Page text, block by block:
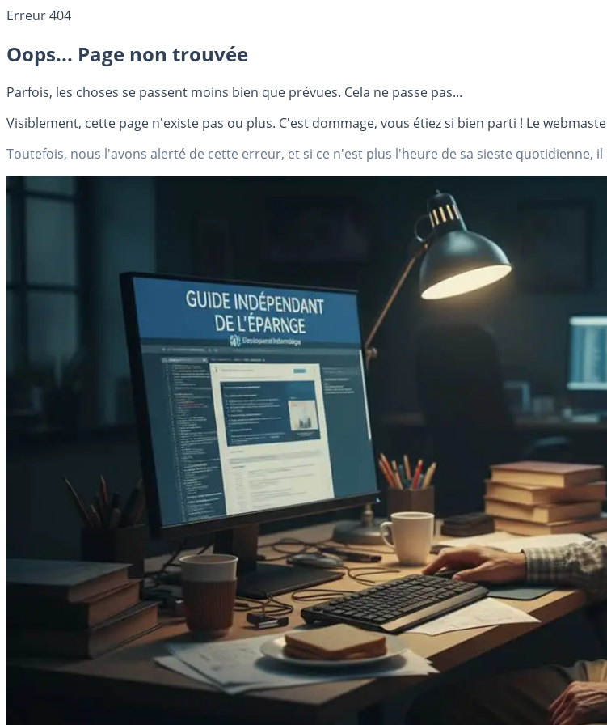
Erreur 404
Oops... Page non trouvée
Parfois, les choses se passent moins bien que prévues. Cela ne passe pas...
Visiblement, cette page n'existe pas ou plus. C'est dommage, vous étiez si bien parti ! Le
Toutefois, nous l'avons alerté de cette erreur, et si ce n'est plus l'heure de sa sieste quotidienne,